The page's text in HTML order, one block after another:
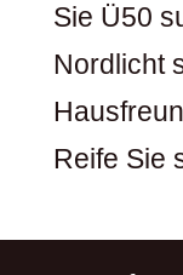
Sie Ü50
Nordlicht
Reife Sie